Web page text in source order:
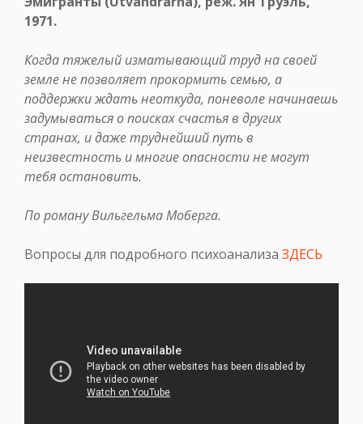
1971.
Когда тяжелый изматывающий труд на своей
земле не позволяет прокормить семью, а
поддержки ждать неоткуда, поневоле начинаешь
задумываться о поисках счастья в других
странах, и даже труднейший путь в
неизвестность и многие опасности не могут
тебя остановить.
По роману Вильгельма Моберга.
Вопросы для подробного психоанализа ЗДЕСЬ